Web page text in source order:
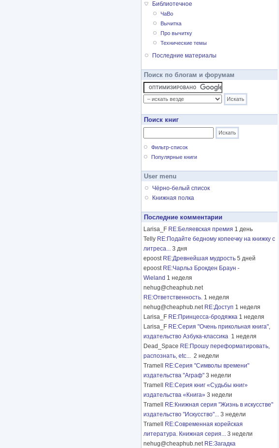
Библиотечное
ЧаВо
Вычитка
Про вычитку
Технические темы
Последние материалы
Поиск по блогам и форумам
Поиск книг
Фильтр-список
Популярные книги
User menu
Чёрно-белый список
Книжная полка
Последние комментарии
Larisa_F RE:Беляевская премия 1 день
Telly RE:Подайте бедному копеечку на книжку с
литреса... 3 дня
epoost RE:Древнейшая мудрость 5 дней
epoost RE:Чарльз Брокден Браун -
Wieland 1 неделя
nehug@cheaphub.net
RE:Ответственность. 1 неделя
nehug@cheaphub.net RE:Доступ 1 неделя
Larisa_F RE:Принцесса-бродяжка 1 неделя
Larisa_F RE:Серия "Очень прикольная книга",
издательство Азбука-классика 1 неделя
Dead_Space RE:Прошу переформатировать,
распознать, etc... 2 недели
Tramell
RE:Серия "Символы времени"
издательства "Аграф" 3 недели
Tramell
RE:Серия книг «Судьбы книг»
издательства «Книга» 3 недели
Tramell
RE:Книжная серия "Жизнь в искусстве"
издательство "Искусство"... 3 недели
Tramell
RE:Современная корейская
литература. Книжная серия... 3 недели
nehug@cheaphub.net RE:Загадка